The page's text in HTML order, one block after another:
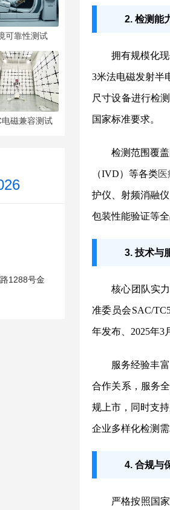
第1-2部分：基本安全和基本性能的通用要
可靠性测试
电磁兼容测试
1288号金
2. 检测能
拥有规模化
3米法电磁发射半
尺寸设备进行检
国家标准要求。
检测范围覆
（IVD）等各类
护仪、射频消融
包装性能验证等
3. 技术与
核心团队实
准委员会SAC/
年发布、2025年3
服务经验丰
合作关系，服务
规上市，同时支
企业多样化检测需
4. 合规与
严格按照国